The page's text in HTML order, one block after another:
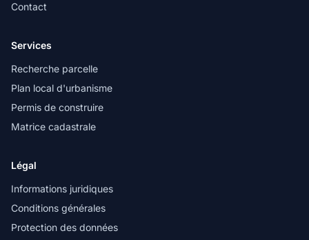
Contact
Services
Recherche parcelle
Plan local d'urbanisme
Permis de construire
Matrice cadastrale
Légal
Informations juridiques
Conditions générales
Protection des données